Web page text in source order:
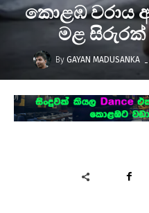
කොළඹ වරාය
මළ සිරුරක්
By GAYAN MADUSANKA -